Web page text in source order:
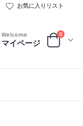
お気に入りリスト
Welcome
マイページ
0